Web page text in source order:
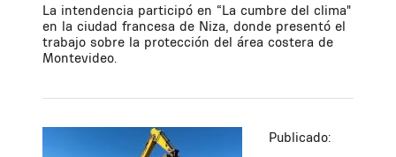
La intendencia participó en “La cumbre del clima"
en la ciudad francesa de Niza, donde presentó el
trabajo sobre la protección del área costera de
Montevideo.
Publicado: